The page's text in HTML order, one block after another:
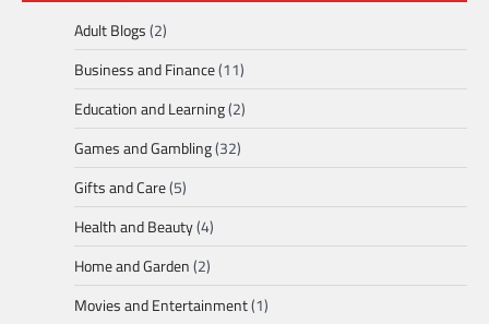
Adult Blogs(2)
Business and Finance(11)
Education and Learning(2)
Games and Gambling(32)
Gifts and Care(5)
Health and Beauty(4)
Home and Garden(2)
Movies and Entertainment(1)